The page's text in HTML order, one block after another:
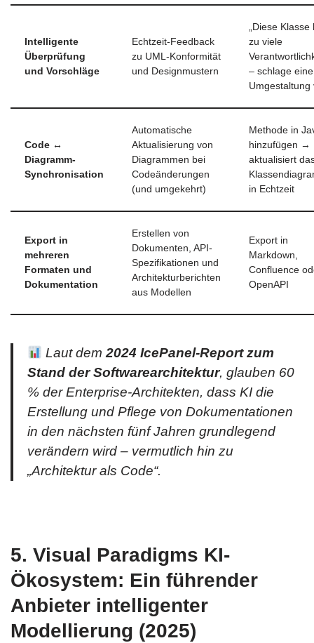
Intelligente
Überprüfung
und Vorschläge
Echtzeit-Feedback
zu UML-Konformität
und Designmustern
„Diese Klasse
zu viele
– schlage eine
Umgestaltung
Code ↔
Diagramm-
Synchronisation
Automatische
Aktualisierung von
Diagrammen bei
Codeänderungen
(und umgekehrt)
Methode in
hinzufügen →
aktualisiert
in Echtzeit
Export in
mehreren
Formaten und
Dokumentation
Erstellen von
Dokumenten, API-
Spezifikationen und
Architekturberichten
aus Modellen
Export in
Markdown,
Confluence
OpenAPI
Laut dem2024 IcePanel-Report zum
Stand der Softwarearchitektur, glauben 60
% der Enterprise-Architekten, dass KI die
Erstellung und Pflege von Dokumentationen
in den nächsten fünf Jahren grundlegend
verändern wird – vermutlich hin zu
„Architektur als Code“.
5. Visual Paradigms KI-
Ökosystem: Ein führender
Anbieter intelligenter
Modellierung (2025)